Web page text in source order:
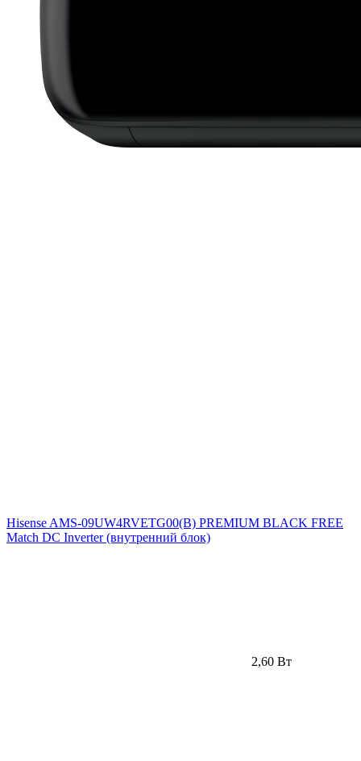
Hisense AMS-09UW4RVETG00(B) PREMIUM BLACK FREE
Match DC Inverter (внутренний блок)
2,60 Вт